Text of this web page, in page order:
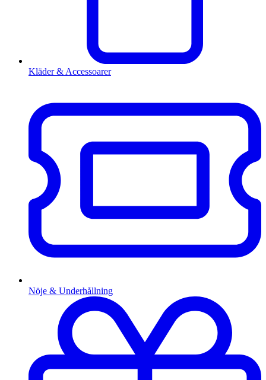
Kläder & Accessoarer
Nöje & Underhållning